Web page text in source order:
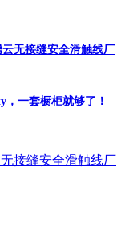
无接缝安全滑触线厂
一套橱柜就够了！
接缝安全滑触线厂